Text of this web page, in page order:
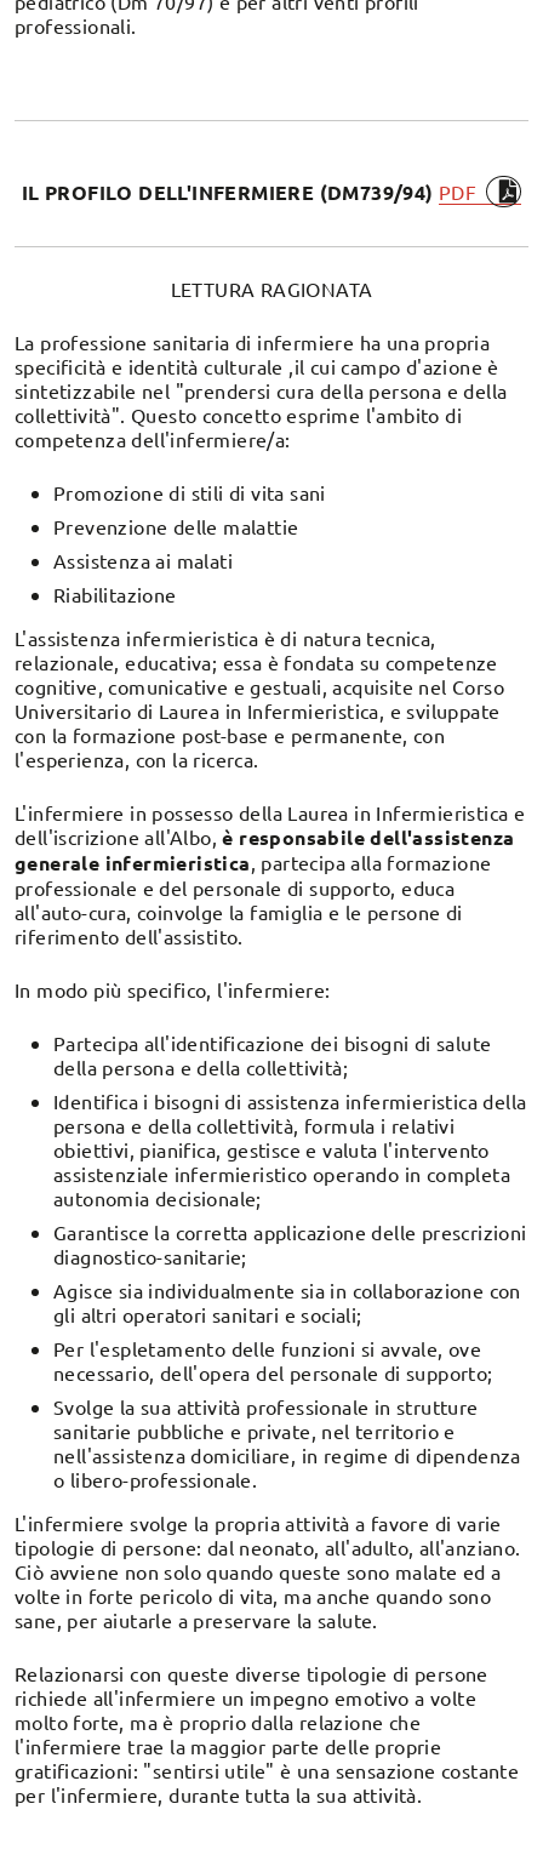
professionali.
IL PROFILO DELL'INFERMIERE (DM739/94) PDF
LETTURA RAGIONATA
La professione sanitaria di infermiere ha una propria
specificità e identità culturale ,il cui campo d'azione è
sintetizzabile nel "prendersi cura della persona e della
collettività". Questo concetto esprime l'ambito di
competenza dell'infermiere/a:
Promozione di stili di vita sani
Prevenzione delle malattie
Assistenza ai malati
Riabilitazione
L'assistenza infermieristica è di natura tecnica,
relazionale, educativa; essa è fondata su competenze
cognitive, comunicative e gestuali, acquisite nel Corso
Universitario di Laurea in Infermieristica, e sviluppate
con la formazione post-base e permanente, con
l'esperienza, con la ricerca.
L'infermiere in possesso della Laurea in Infermieristica e
dell'iscrizione all'Albo,è responsabile dell'assistenza
generale infermieristica, partecipa alla formazione
professionale e del personale di supporto, educa
all'auto-cura, coinvolge la famiglia e le persone di
riferimento dell'assistito.
In modo più specifico, l'infermiere:
Partecipa all'identificazione dei bisogni di salute
della persona e della collettività;
Identifica i bisogni di assistenza infermieristica della
persona e della collettività, formula i relativi
obiettivi, pianifica, gestisce e valuta l'intervento
assistenziale infermieristico operando in completa
autonomia decisionale;
Garantisce la corretta applicazione delle prescrizioni
diagnostico-sanitarie;
Agisce sia individualmente sia in collaborazione con
gli altri operatori sanitari e sociali;
Per l'espletamento delle funzioni si avvale, ove
necessario, dell'opera del personale di supporto;
Svolge la sua attività professionale in strutture
sanitarie pubbliche e private, nel territorio e
nell'assistenza domiciliare, in regime di dipendenza
o libero-professionale.
L'infermiere svolge la propria attività a favore di varie
tipologie di persone: dal neonato, all'adulto, all'anziano.
Ciò avviene non solo quando queste sono malate ed a
volte in forte pericolo di vita, ma anche quando sono
sane, per aiutarle a preservare la salute.
Relazionarsi con queste diverse tipologie di persone
richiede all'infermiere un impegno emotivo a volte
molto forte, ma è proprio dalla relazione che
l'infermiere trae la maggior parte delle proprie
gratificazioni: "sentirsi utile" è una sensazione costante
per l'infermiere, durante tutta la sua attività.